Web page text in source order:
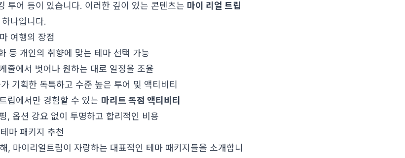
투어 등이 있습니다. 이러한 깊이 있는 콘텐츠는 마이 리얼 트립
나입니다.
여행의 장점
등 개인의 취향에 맞는 테마 선택 가능
줄에서 벗어나 원하는 대로 일정을 조율
기획한 독특하고 수준 높은 투어 및 액티비티
립에서만 경험할 수 있는 마리트 독점 액티비티
, 옵션 강요 없이 투명하고 합리적인 비용
마 패키지 추천
, 마이리얼트립이 자랑하는 대표적인 테마 패키지들을 소개합니